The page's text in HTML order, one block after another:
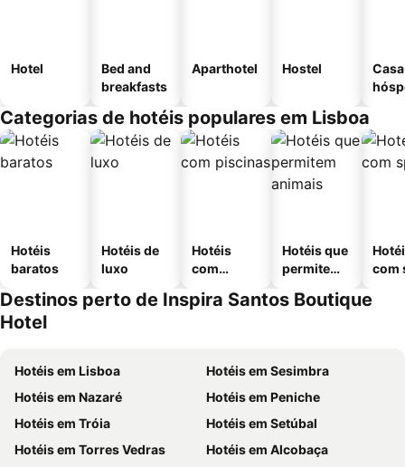
Hotel
Bed and
breakfasts
Aparthotel Hostel
Categorias de hotéis populares em Lisboa
Hotéis
baratos
Hotéis de
luxo
Hotéis
com
Hotéis que
permitem
com
Destinos perto de Inspira Santos Boutique
Hotel
Hotéis em Lisboa
Hotéis em Sesimbra
Hotéis em Nazaré
Hotéis em Peniche
Hotéis em Tróia
Hotéis em Setúbal
Hotéis em Torres Vedras
Hotéis em Alcobaça